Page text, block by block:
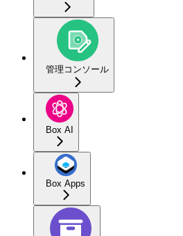
管理コンソール
Box AI
Box Apps